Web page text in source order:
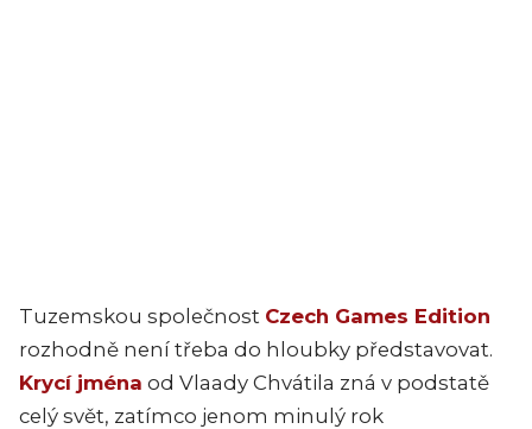
Tuzemskou společnost Czech Games Edition
rozhodně není třeba do hloubky představovat.
Krycí jména od Vlaady Chvátila zná v podstatě
celý svět, zatímco jenom minulý rok